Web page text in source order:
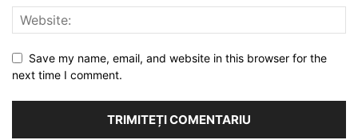
Save my name, email, and website in this browser for the
next time I comment.